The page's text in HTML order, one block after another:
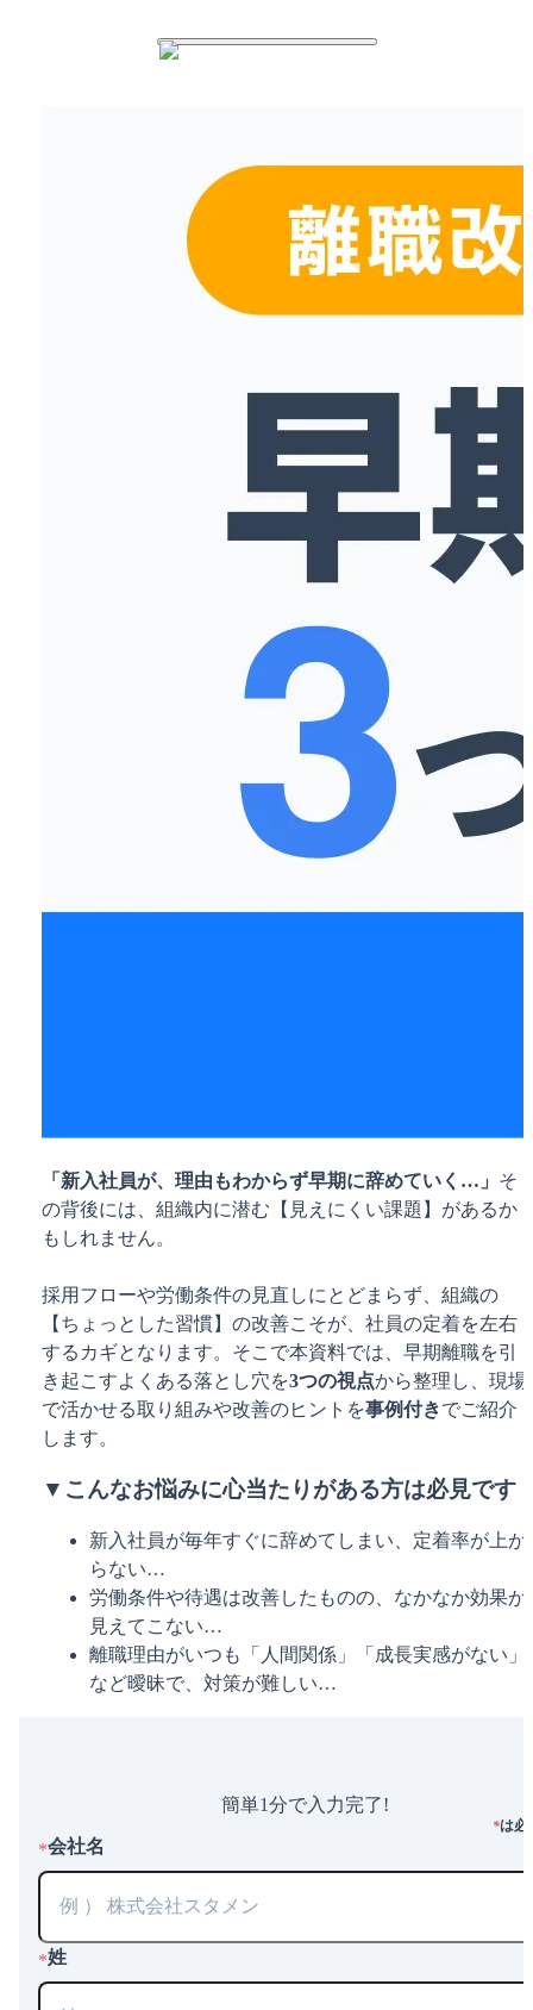
「 新入社員が、理由もわからず早期に辞めていく…」 そ
の背後には、組織内に潜む【見えにくい課題】があるか
もしれません。
採用フローや労働条件の見直しにとどまらず、組織の
【ちょっとした習慣】の改善こそが、社員の定着を左右
するカギとなります。そこで本資料では、早期離職を引
き起こすよくある落とし穴を3つの視点から整理し、現場
で活かせる取り組みや改善のヒントを事例付きでご紹介
します。
▼こんなお悩みに心当たりがある方は必見です
新入社員が毎年すぐに辞めてしまい、定着率が上が
らない…
労働条件や待遇は改善したものの、なかなか効果が
見えてこない…
離職理由がいつも「人間関係」「成長実感がない」
など曖昧で、対策が難しい…
簡単1分で入力完了!
*は必
*会社名
*姓